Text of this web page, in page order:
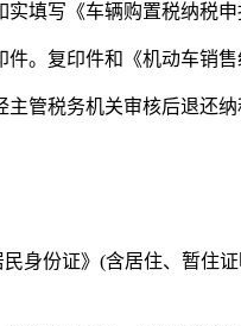
实填写《车辆购置税纳税
件。复印件和《机动车销
主管税务机关审核后退还
身份证》(含居住、暂住